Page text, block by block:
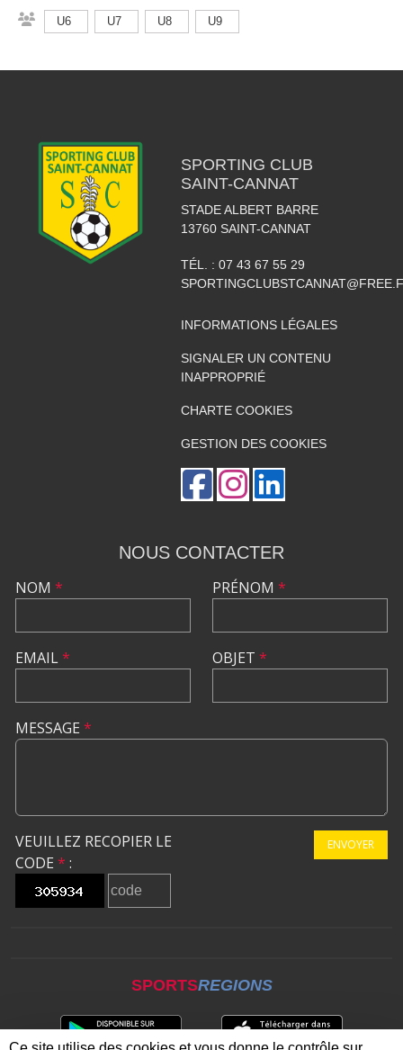
U6 U7 U8 U9
SPORTING CLUB
SAINT-CANNAT
STADE ALBERT BARRE
13760 SAINT-CANNAT
TÉL. : 07 43 67 55 29
INFORMATIONS LÉGALES
SIGNALER UN CONTENU
INAPPROPRIÉ
CHARTE COOKIES
GESTION DES COOKIES
NOUS CONTACTER
NOM *
EMAIL*
PRÉNOM *
OBJET *
MESSAGE *
VEUILLEZ RECOPIER LE
CODE * :
ENVOYER
SPORTSREGIONS